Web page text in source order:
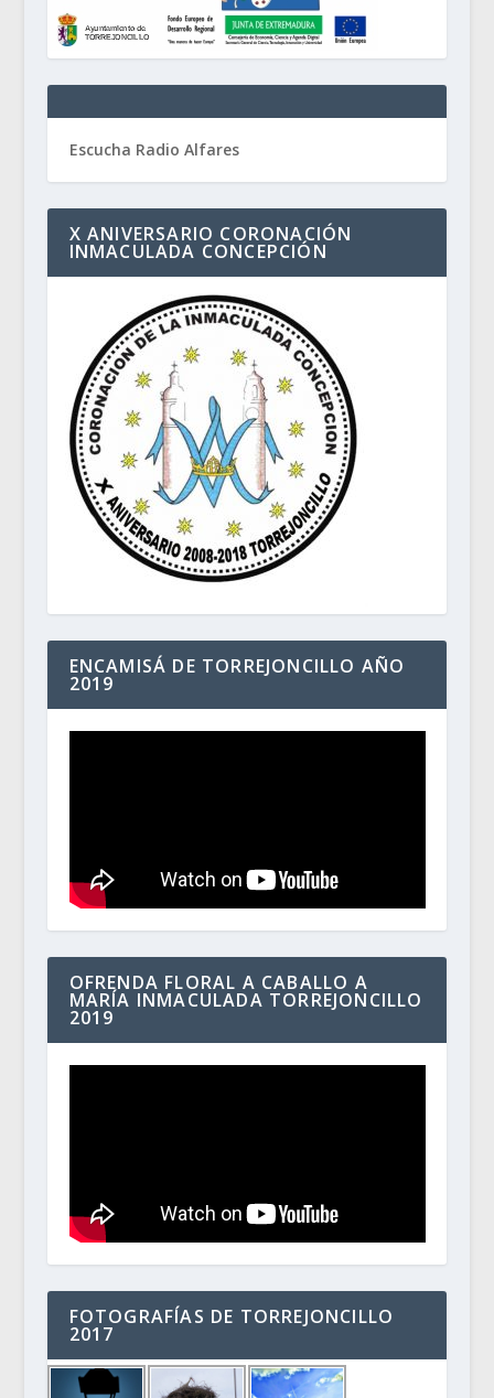
Escucha Radio Alfares
X ANIVERSARIO CORONACIÓN
INMACULADA CONCEPCIÓN
ENCAMISÁ DE TORREJONCILLO AÑO
2019
OFRENDA FLORAL A CABALLO A
MARÍA INMACULADA TORREJONCILLO
2019
FOTOGRAFÍAS DE TORREJONCILLO
2017